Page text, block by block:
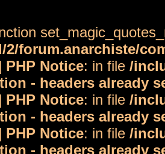
2/forum.anarchiste/
Notice: in file /
- headers already
Notice: in file /
- headers already
Notice: in file /
- headers already